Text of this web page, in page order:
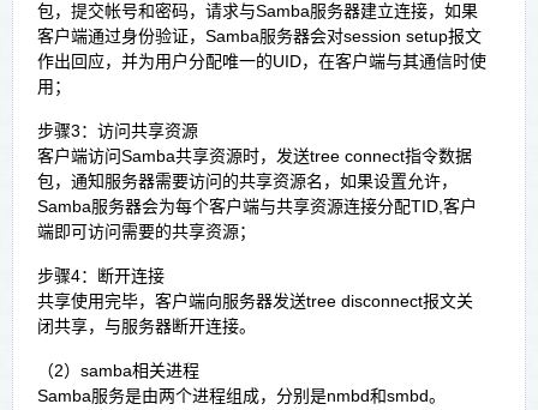
包，提交帐号和密码，请求与Samba服务器建立连接，如果
客户端通过身份验证，Samba服务器会对session setup报文
作出回应，并为用户分配唯一的UID，在客户端与其通信时使
用；
步骤3：访问共享资源
客户端访问Samba共享资源时，发送tree connect指令数据
包，通知服务器需要访问的共享资源名，如果设置允许，
Samba服务器会为每个客户端与共享资源连接分配TID,客户
端即可访问需要的共享资源；
步骤4：断开连接
共享使用完毕，客户端向服务器发送tree disconnect报文关
闭共享，与服务器断开连接。
（2）samba相关进程
Samba服务是由两个进程组成，分别是nmbd和smbd。